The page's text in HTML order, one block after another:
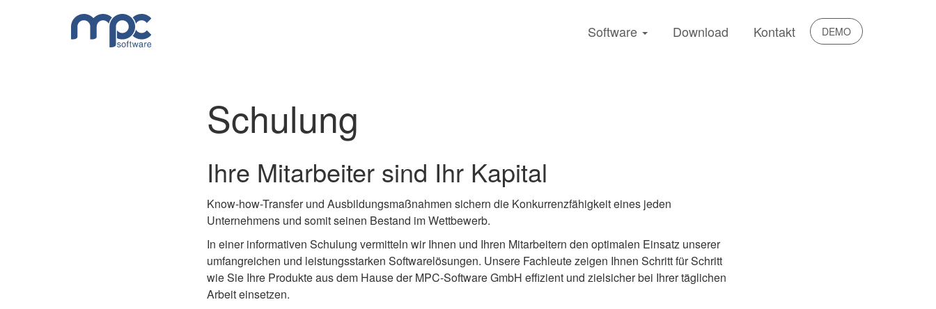
Software Download Kontakt DEMO
Schulung
Ihre Mitarbeiter sind Ihr Kapital
Know-how-Transfer und Ausbildungsmaßnahmen sichern die Konkurrenzfähigkeit eines jeden
Unternehmens und somit seinen Bestand im Wettbewerb.
In einer informativen Schulung vermitteln wir Ihnen und Ihren Mitarbeitern den optimalen Einsatz unserer
umfangreichen und leistungsstarken Softwarelösungen. Unsere Fachleute zeigen Ihnen Schritt für Schritt
wie Sie Ihre Produkte aus dem Hause der MPC-Software GmbH effizient und zielsicher bei Ihrer täglichen
Arbeit einsetzen.